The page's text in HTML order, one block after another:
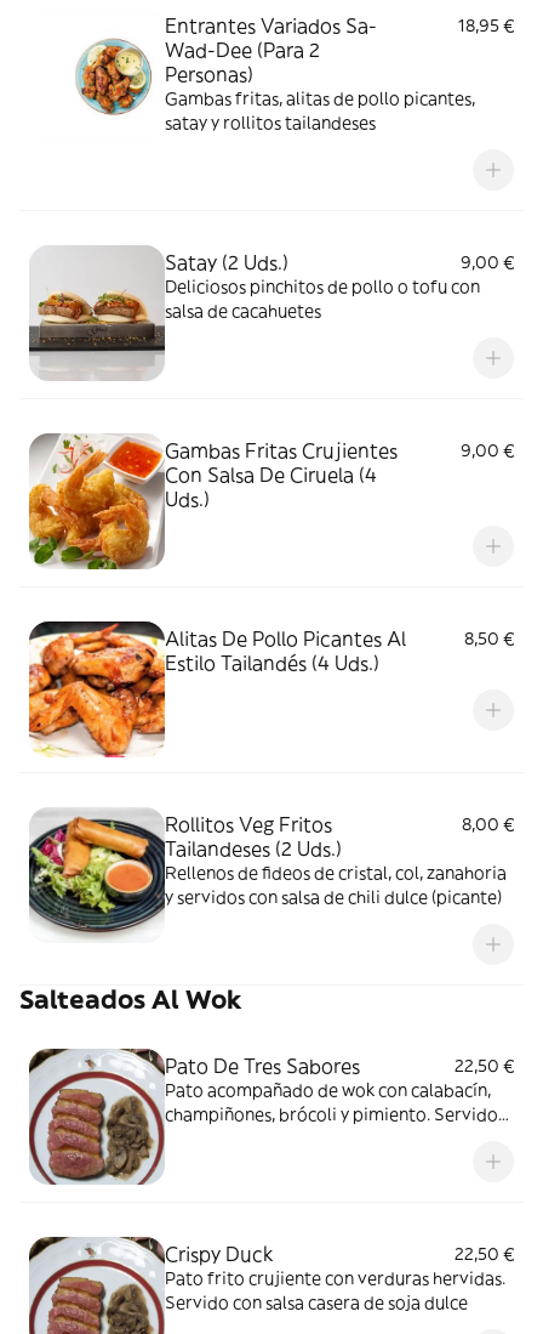
Entrantes Variados Sa-
Wad-Dee (Para 2
Personas)
18,95 €
Gambas fritas, alitas de pollo picantes,
satay y rollitos tailandeses
Satay (2 Uds.)
9,00 €
Deliciosos pinchitos de pollo o tofu con
salsa de cacahuetes
Gambas Fritas Crujientes
Con Salsa De Ciruela (4
Uds.)
9,00 €
Alitas De Pollo Picantes Al
Estilo Tailandés (4 Uds.)
8,50 €
Rollitos Veg Fritos
Tailandeses (2 Uds.)
8,00 €
Rellenos de fideos de cristal, col, zanahoria
y servidos con salsa de chili dulce (picante)
Salteados Al Wok
Pato De Tres Sabores
22,50 €
Pato acompañado de wok con calabacín,
champiñones, brócoli y pimiento. Servido
Crispy Duck
22,50 €
Pato frito crujiente con verduras hervidas.
Servido con salsa casera de soja dulce